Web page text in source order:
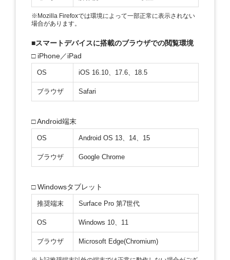
※Mozilla Firefoxでは環境によって一部正常に表示されない
場合があります。
■スマートデバイスに搭載のブラウザでの閲覧環境
□ iPhone／iPad
OS iOS 16.10、17.6、18.5
ブラウザ Safari
□ Android端末
OS Android OS 13、14、15
ブラウザ Google Chrome
□ Windowsタブレット
推奨端末 Surface Pro 第7世代
OS Windows 10、11
ブラウザ Microsoft Edge(Chromium)